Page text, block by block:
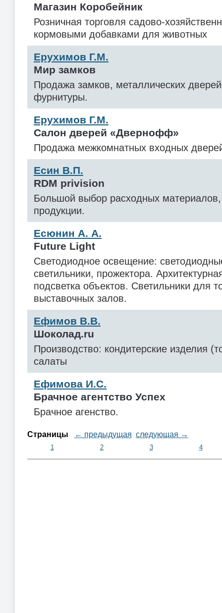
Магазин Коробейник
Розничная торговля садово-
кормовыми добавками для животных
Ерухимов Г.М.
Мир замков
Продажа замков, металлических
фурнитуры.
Ерухимов Г.М.
Салон дверей «Двернофф»
Продажа межкомнатных входных
Есин В.П.
RDM privision
Большой выбор расходных материалов,
продукции.
Есюнин А. А.
Future Light
Светодиодное освещение:
светильники, прожектора.
подсветка объектов. Светильники для
выставочных залов.
Ефимов В.В.
Шоколад.ru
Производство: кондитерские изделия
салаты
Ефимова И.С.
Брачное агентство Успех
Брачное агенство.
Страницы ← предыдущая следующая →
1 2 3 4